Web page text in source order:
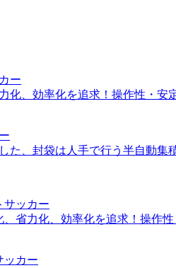
ー
化、効率化を追求！操作性・安
た、封袋は人手で行う半自動集
サッカー
、省力化、効率化を追求！操作
ッカー